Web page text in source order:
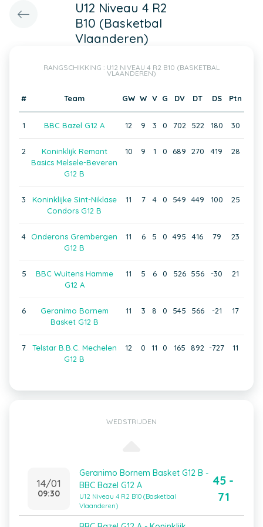
U12 Niveau 4 R2
B10 (Basketbal
Vlaanderen)
RANGSCHIKKING : U12 NIVEAU 4 R2 B10 (BASKETBAL
VLAANDEREN)
# Team GW W V G DV DT DS Ptn
1 BBC Bazel G12 A 12 9 3 0 702 522 180 30
2
Koninklijk Remant
Basics Melsele-Beveren
G12 B
10 9 1 0 689 270 419 28
3
Koninklijke Sint-Niklase
Condors G12 B
11 7 4 0 549 449 100 25
4
Onderons Grembergen
G12 B
11 6 5 0 495 416 79 23
5
BBC Wuitens Hamme
G12 A
11 5 6 0 526 556 -30 21
6
Geranimo Bornem
Basket G12 B
11 3 8 0 545 566 -21 17
7
Telstar B.B.C. Mechelen
G12 B
12 0 11 0 165 892 -727 11
WEDSTRIJDEN
14/01
09:30
Geranimo Bornem Basket G12 B -
BBC Bazel G12 A
U12 Niveau 4 R2 B10 (Basketbal
Vlaanderen)
45 -
71